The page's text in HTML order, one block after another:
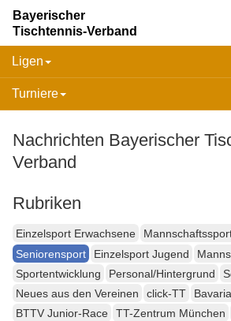
Bayerischer
Tischtennis-Verband
Ligen
Turniere
Nachrichten Bayerischer
Verband
Rubriken
Einzelsport Erwachsene
Seniorensport
Einzelsport Jugend
Sportentwicklung
Personal/Hintergrund
Neues aus den Vereinen
click-TT
BTTV Junior-Race
TT-Zentrum München